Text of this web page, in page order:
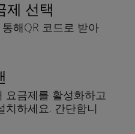
제 선택
해QR 코드로 받아
요금제를 활성화하고
치하세요. 간단합니